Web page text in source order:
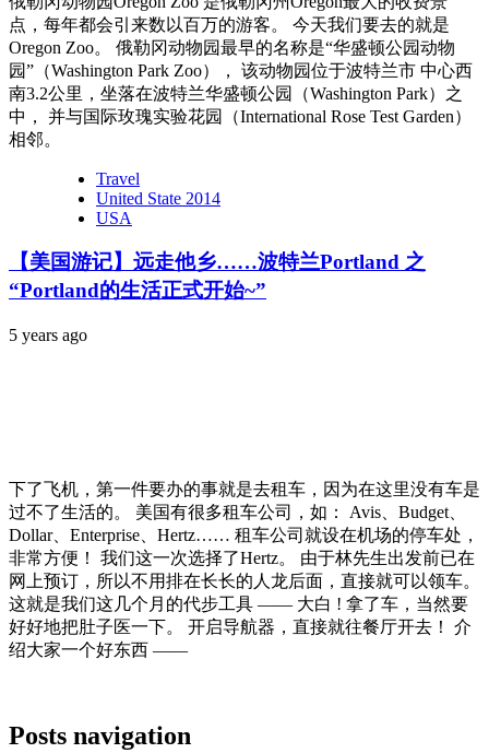
点，每年都会引来数以百万的游客。 今天我们要去的就是
Oregon Zoo。 俄勒冈动物园最早的名称是“华盛顿公园动物
园”（Washington Park Zoo）， 该动物园位于波特兰市 中心西
南3.2公里，坐落在波特兰华盛顿公园（Washington Park）之
中， 并与国际玫瑰实验花园（International Rose Test Garden）
相邻。
Travel
United State 2014
USA
【美国游记】远走他乡……波特兰Portland 之
“Portland的生活正式开始~”
5 years ago
下了飞机，第一件要办的事就是去租车，因为在这里没有车是
过不了生活的。 美国有很多租车公司，如： Avis、Budget、
Dollar、Enterprise、Hertz…… 租车公司就设在机场的停车处，
非常方便！ 我们这一次选择了Hertz。 由于林先生出发前已在
网上预订，所以不用排在长长的人龙后面，直接就可以领车。
这就是我们这几个月的代步工具 —— 大白 ! 拿了车，当然要
好好地把肚子医一下。 开启导航器，直接就往餐厅开去！ 介
绍大家一个好东西 ——
Posts navigation